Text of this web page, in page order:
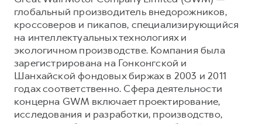
глобальный производитель внедорожников,
кроссоверов и пикапов, специализирующийся
на интеллектуальных технологиях и
экологичном производстве. Компания была
зарегистрирована на Гонконгской и
Шанхайской фондовых биржах в 2003 и 2011
годах соответственно. Сфера деятельности
концерна GWM включает проектирование,
исследования и разработки, производство,